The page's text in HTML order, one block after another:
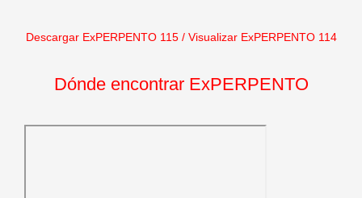
Descargar ExPERPENTO 115/ Visualizar ExPERPENTO 114
Dónde encontrar ExPERPENTO